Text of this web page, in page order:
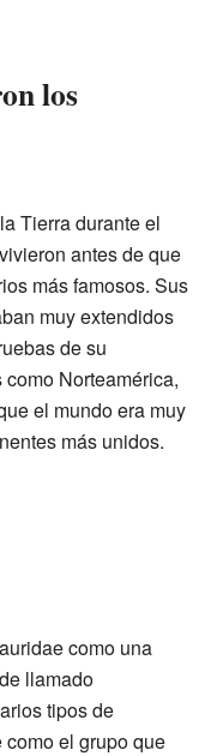
los
Tierra durante el
antes de que
más famosos. Sus
muy extendidos
de su
Norteamérica,
el mundo era muy
más unidos.
como una
llamado
tipos de
el grupo que